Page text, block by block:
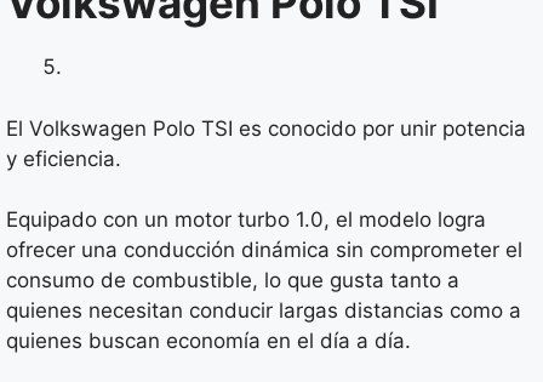
El Volkswagen Polo TSI es conocido por unir potencia
y eficiencia.
Equipado con un motor turbo 1.0, el modelo logra
ofrecer una conducción dinámica sin comprometer el
consumo de combustible, lo que gusta tanto a
quienes necesitan conducir largas distancias como a
quienes buscan economía en el día a día.